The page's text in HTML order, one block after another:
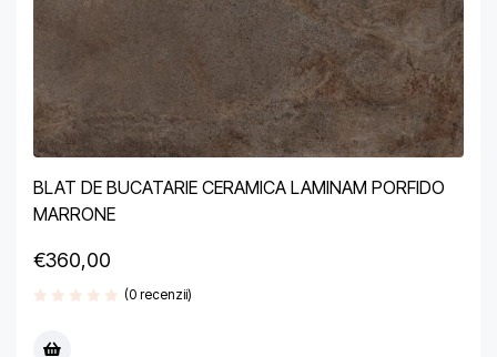
BLAT DE BUCATARIE CERAMICA LAMINAM PORFIDO
MARRONE
€360,00
(0 recenzii)